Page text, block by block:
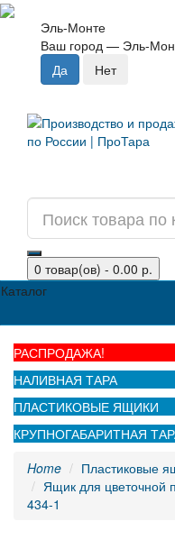
Эль-Монте
Ваш город — Эль-
0 товар(ов) - 0.00 р.
Каталог
РАСПРОДАЖА!
НАЛИВНАЯ ТАРА
ПЛАСТИКОВЫЕ ЯЩИКИ
КРУПНОГАБАРИТНАЯ
Home
Пластиковые
Ящик для цветочной
434-1